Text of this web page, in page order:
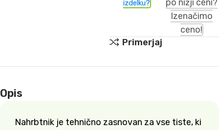
izdelku?
po nižji ceni?
Izenačimo
ceno!
Primerjaj
Opis
Nahrbtnik je tehnično zasnovan za vse tiste, ki